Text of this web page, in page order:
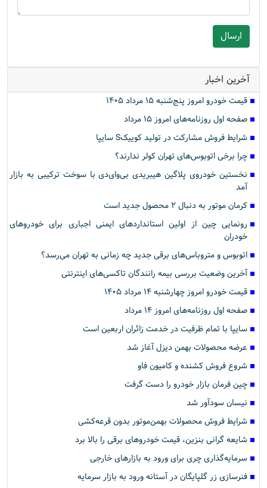
آخرین اخبار
قیمت خودرو امروز پنج‌شنبه ۱۵ مرداد ۱۴۰۵
صفحه اول روزنامه‌های امروز ۱۵ مرداد
شرایط فروش مشارکت در تولید کوییکS سایپا
چرا برخی اتوبوس‌های تهران کولر ندارند؟
نخستین خودروی پلاگین هیبریدی بی‌وای‌دی با سوخت ترکیبی به بازار
آمد
کرمان موتور به دنبال ۲ محصول جدید است
رونمایی چین از اولین استانداردهای ایمنی اجباری برای خودروهای
خودران
اتوبوس و متروباس‌های برقی جدید چه زمانی به تهران می‌رسد؟
آخرین وضعیت بررسی بیمه رانندگان تاکسی‌های اینترنتی
قیمت خودرو امروز چهارشنبه ۱۴ مرداد ۱۴۰۵
صفحه اول روزنامه‌های امروز ۱۴ مرداد
سایپا با تمام ظرفیت در خدمت زائران اربعین است
عرضه محصولات بهمن دیزل آغاز شد
شروع فروش کشنده و کامیون فاو
چین فرمان بازار خودرو را دست گرفت
نیسان سودآور شد
شرایط فروش محصولات بهمن‌موتور بدون قرعه‌کشی
شایعه گرانی بنزین، قیمت خودروهای برقی را بالا برد
سرمایه‌گذاری چری برای ورود به بازارهای خارجی
فنرسازی زر گلپایگان در آستانه ورود به بازار سرمایه